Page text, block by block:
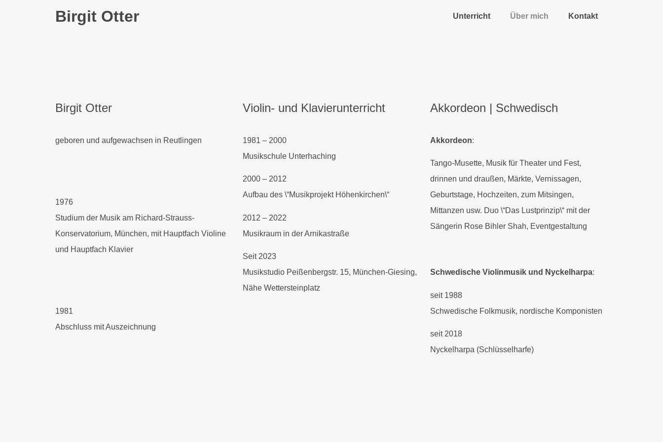
Birgit Otter Unterricht Über mich Kontakt
Birgit Otter
geboren und aufgewachsen in Reutlingen
1976
Studium der Musik am Richard-Strauss-
Konservatorium, München, mit Hauptfach Violine
und Hauptfach Klavier
1981
Abschluss mit Auszeichnung
Violin- und Klavierunterricht
1981 – 2000
Musikschule Unterhaching
2000 – 2012
Aufbau des \“Musikprojekt Höhenkirchen\“
2012 – 2022
Musikraum in der Arnikastraße
Seit 2023
Musikstudio Peißenbergstr. 15, München-Giesing,
Nähe Wettersteinplatz
Akkordeon | Schwedisch
Akkordeon:
Tango-Musette, Musik für Theater und Fest,
drinnen und draußen, Märkte, Vernissagen,
Geburtstage, Hochzeiten, zum Mitsingen,
Mittanzen usw. Duo \“Das Lustprinzip\“ mit der
Sängerin Rose Bihler Shah, Eventgestaltung
Schwedische Violinmusik und Nyckelharpa:
seit 1988
Schwedische Folkmusik, nordische Komponisten
seit 2018
Nyckelharpa (Schlüsselharfe)